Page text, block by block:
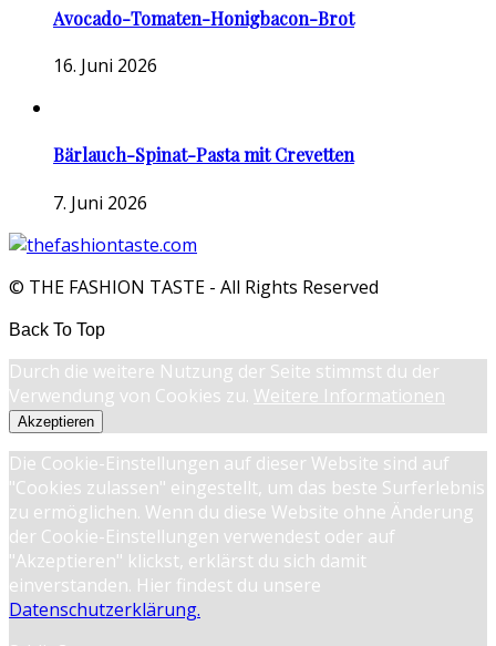
Avocado-Tomaten-Honigbacon-Brot
16. Juni 2026
Bärlauch-Spinat-Pasta mit Crevetten
7. Juni 2026
© THE FASHION TASTE - All Rights Reserved
Back To Top
Durch die weitere Nutzung der Seite stimmst du der
Verwendung von Cookies zu. Weitere Informationen
Akzeptieren
Die Cookie-Einstellungen auf dieser Website sind auf
"Cookies zulassen" eingestellt, um das beste Surferlebnis
zu ermöglichen. Wenn du diese Website ohne Änderung
der Cookie-Einstellungen verwendest oder auf
"Akzeptieren" klickst, erklärst du sich damit
einverstanden. Hier findest du unsere
Datenschutzerklärung.